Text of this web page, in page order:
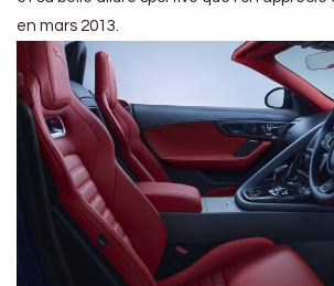
en mars 2013.